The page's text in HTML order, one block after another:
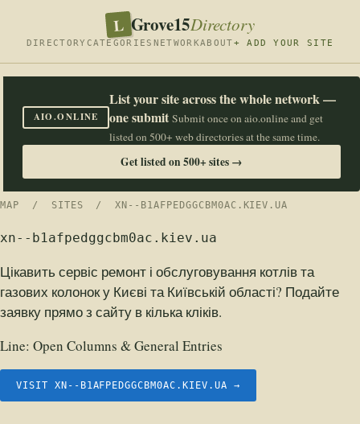
L Grove15Directory
DIRECTORY CATEGORIES NETWORKABOUT+ ADD YOUR SITE
AIO.ONLINE
List your site across the whole network —
one submit Submit once on aio.online and get
listed on 500+ web directories at the same time.
Get listed on 500+ sites →
MAP / SITES / XN--B1AFPEDGGCBM0AC.KIEV.UA
xn--b1afpedggcbm0ac.kiev.ua
Цікавить сервіс ремонт і обслуговування котлів та
газових колонок у Києві та Київській області? Подайте
заявку прямо з сайту в кілька кліків.
Line: Open Columns & General Entries
VISIT XN--B1AFPEDGGCBM0AC.KIEV.UA →